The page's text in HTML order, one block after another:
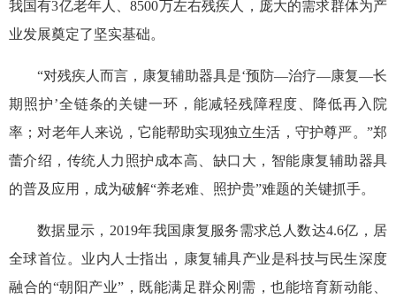
我国有3亿老年人、8500万左右残疾人，庞大的需求群体为产
业发展奠定了坚实基础。
“对残疾人而言，康复辅助器具是‘预防—治疗—康复—长
期照护’全链条的关键一环，能减轻残障程度、降低再入院
率；对老年人来说，它能帮助实现独立生活，守护尊严。”郑
蕾介绍，传统人力照护成本高、缺口大，智能康复辅助器具
的普及应用，成为破解“养老难、照护贵”难题的关键抓手。
数据显示，2019年我国康复服务需求总人数达4.6亿，居
全球首位。业内人士指出，康复辅具产业是科技与民生深度
融合的“朝阳产业”，既能满足群众刚需，也能培育新动能、